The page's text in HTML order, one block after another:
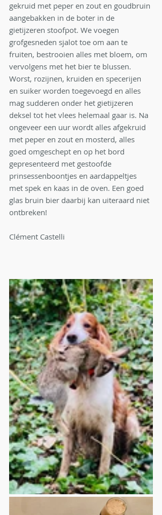
gekruid met peper en zout en goudbruin
aangebakken in de boter in de
gietijzeren stoofpot. We voegen
grofgesneden sjalot toe om aan te
fruiten, bestrooien alles met bloem, om
vervolgens met het bier te blussen.
Worst, rozijnen, kruiden en specerijen
en suiker worden toegevoegd en alles
mag sudderen onder het gietijzeren
deksel tot het vlees helemaal gaar is. Na
ongeveer een uur wordt alles afgekruid
met peper en zout en mosterd, alles
goed omgeschept en op het bord
gepresenteerd met gestoofde
prinsessenboontjes en aardappeltjes
met spek en kaas in de oven. Een goed
glas bruin bier daarbij kan uiteraard niet
ontbreken!
Clément Castelli